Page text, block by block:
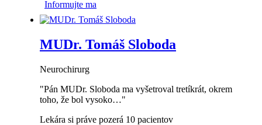
Informujte ma
MUDr. Tomáš Sloboda
Neurochirurg
"Pán MUDr. Sloboda ma vyšetroval tretíkrát, okrem
toho, že bol vysoko…"
Lekára si práve pozerá 10 pacientov